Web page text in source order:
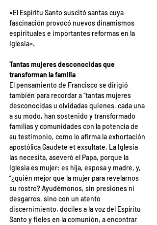
«El Espíritu Santo suscitó santas cuya
fascinación provocó nuevos dinamismos
espirituales e importantes reformas en la
Iglesia».
Tantas mujeres desconocidas que
transforman la familia
El pensamiento de Francisco se dirigió
también para recordar a “tantas mujeres
desconocidas u olvidadas quienes, cada una
a su modo, han sostenido y transformado
familias y comunidades con la potencia de
su testimonio, como lo afirma la exhortación
apostólica Gaudete et exsultate. La Iglesia
las necesita, aseveró el Papa, porque la
Iglesia es mujer: es hija, esposa y madre, y,
“¿quién mejor que la mujer para revelarnos
su rostro? Ayudémonos, sin presiones ni
desgarros, sino con un atento
discernimiento, dóciles a la voz del Espíritu
Santo y fieles en la comunión, a encontrar